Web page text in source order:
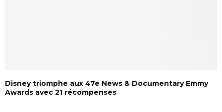
Disney triomphe aux 47e News & Documentary Emmy
Awards avec 21 récompenses